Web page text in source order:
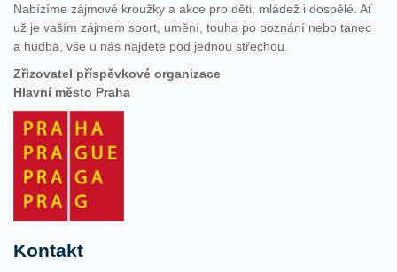
Nabízíme zájmové kroužky a akce pro děti, mládež i dospělé. Ať
už je vaším zájmem sport, umění, touha po poznání nebo tanec
a hudba, vše u nás najdete pod jednou střechou.
Zřizovatel příspěvkové organizace
Hlavní město Praha
Kontakt